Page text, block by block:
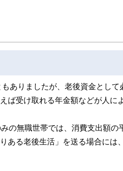
、税理士、宅地建物取引士、相続診断士
、キャリアコンサルタントなど150名以上
ンシェルジュを目指します。
ありましたが、老後資金として
ば受け取れる年金額などが人に
の無職世帯では、消費支出額の
ある老後生活」を送る場合には